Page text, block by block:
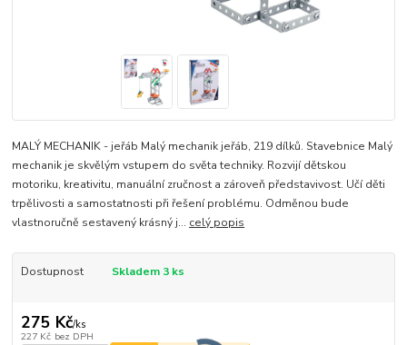
MALÝ MECHANIK - jeřáb Malý mechanik jeřáb, 219 dílků. Stavebnice Malý
mechanik je skvělým vstupem do světa techniky. Rozvijí dětskou
motoriku, kreativitu, manuální zručnost a zároveň představivost. Učí děti
trpělivosti a samostatnosti při řešení problému. Odměnou bude
vlastnoručně sestavený krásný j... celý popis
Dostupnost Skladem 3 ks
275 Kč/ks
227 Kč bez DPH